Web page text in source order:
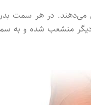
می‌دهند. در هر سمت
منشعب شد‌ه و به